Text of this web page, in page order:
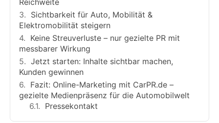
Sichtbarkeit für Auto, Mobilität &
Elektromobilität steigern
Keine Streuverluste – nur gezielte PR mit
messbarer Wirkung
Jetzt starten: Inhalte sichtbar machen,
Kunden gewinnen
Fazit: Online-Marketing mit CarPR.de –
gezielte Medienpräsenz für die Automobilwelt
Pressekontakt